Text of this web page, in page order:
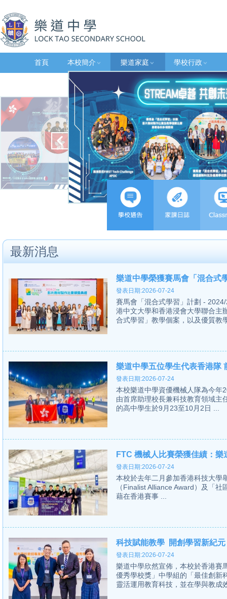
首頁 本校簡介 樂道家庭 學校行政
最新消息
樂道中學榮獲賽馬會「混合式
發表日期:2026-07-24
賽馬會「混合式學習」計劃 -
港中文大學和香港浸會大學聯合主
合式學習」教學個案，以及優質教
樂道中學五位學生代表香港隊
發表日期:2026-07-24
本校樂道中學資優機械人隊為今
由首席助理校長兼科技教育領域主
的高中學生於9月23至10月2日 ...
FTC 機械人比賽榮獲佳績：
發表日期:2026-07-24
本校於去年二月參加香港科技大學
（Finalist Alliance Award）及「
藉在香港賽事 ...
科技賦能教學 開創學習新紀元
發表日期:2026-07-24
樂道中學欣然宣佈，本校於香港賽
優秀學校獎」中學組的「最佳創新
靈活運用教育科技，並在學與教成